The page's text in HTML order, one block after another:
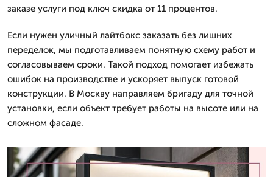
заказе услуги под ключ скидка от 11 процентов.
Если нужен уличный лайтбокс заказать без лишних
переделок, мы подготавливаем понятную схему работ и
согласовываем сроки. Такой подход помогает избежать
ошибок на производстве и ускоряет выпуск готовой
конструкции. В Москву направляем бригаду для точной
установки, если объект требует работы на высоте или на
сложном фасаде.